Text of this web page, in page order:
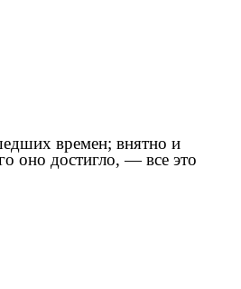
времен; внятно и
оно достигло, — все это